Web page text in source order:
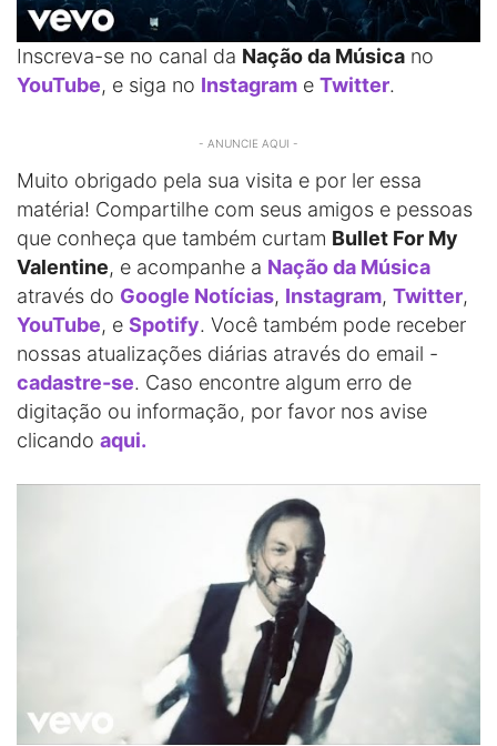
Inscreva-se no canal da Nação da Música no
YouTube, e siga no Instagram e Twitter.
- ANUNCIE AQUI -
Muito obrigado pela sua visita e por ler essa
matéria! Compartilhe com seus amigos e pessoas
que conheça que também curtam Bullet For My
Valentine, e acompanhe a Nação da Música
através do Google Notícias, Instagram, Twitter,
YouTube, e Spotify. Você também pode receber
nossas atualizações diárias através do email -
cadastre-se. Caso encontre algum erro de
digitação ou informação, por favor nos avise
clicando aqui.